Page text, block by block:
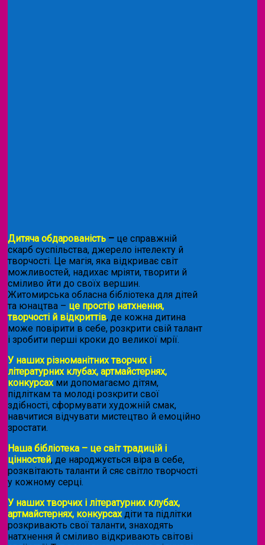
Дитяча обдарованість – це справжній
скарб суспільства, джерело інтелекту й
творчості. Це магія, яка відкриває світ
можливостей, надихає мріяти, творити й
сміливо йти до своїх вершин.
Житомирська обласна бібліотека для дітей
та юнацтва – це простір натхнення,
творчості й відкриттів, де кожна дитина
може повірити в себе, розкрити свій талант
і зробити перші кроки до великої мрії.
У наших різноманітних творчих і
літературних клубах, артмайстернях,
конкурсахми допомагаємо дітям,
підліткам та молоді розкрити свої
здібності, сформувати художній смак,
навчитися відчувати мистецтво й емоційно
зростати.
Наша бібліотека – це світ традицій і
цінностей, де народжується віра в себе,
розквітають таланти й сяє світло творчості
у кожному серці.
У наших творчих і літературних клубах,
артмайстернях, конкурсахдіти та підлітки
розкривають свої таланти, знаходять
натхнення й сміливо відкривають світові